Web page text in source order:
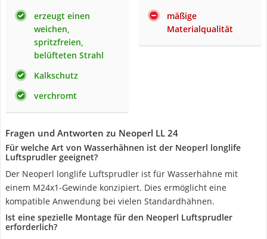
erzeugt einen
weichen,
spritzfreien,
belüfteten Strahl
Kalkschutz
verchromt
mäßige
Materialqualität
Fragen und Antworten zu Neoperl LL 24
Für welche Art von Wasserhähnen ist der Neoperl longlife
Luftsprudler geeignet?
Der Neoperl longlife Luftsprudler ist für Wasserhähne mit
einem M24x1-Gewinde konzipiert. Dies ermöglicht eine
kompatible Anwendung bei vielen Standardhähnen.
Ist eine spezielle Montage für den Neoperl Luftsprudler
erforderlich?